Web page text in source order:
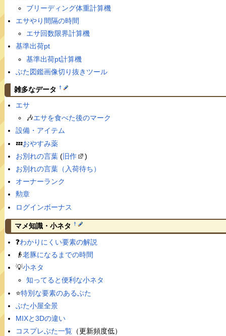
ブリーディング体重計算機
エサやり間隔の時間
エサ回数限界計算機
基準出荷pt
基準出荷pt計算機
ぶた図鑑画像切り抜きツール
雑多なデータ †
エサ
🎶エサを食べた後のマーク
設備・アイテム
💤おやすみ薬
お別れの言葉(旧作
)
お別れの言葉（入荷待ち）
オーナーランク
勲章
ログインボーナス
マメ知識・小ネタ †
❓わかりにくい要素の解説
👴老豚になるまでの時間
💡小ネタ
知ってると便利な小ネタ
⭐️特別な要素のあるぶた
ぶた小屋全景
MIXと3Dの違い
コスプレぶた一覧（更新頻度低）